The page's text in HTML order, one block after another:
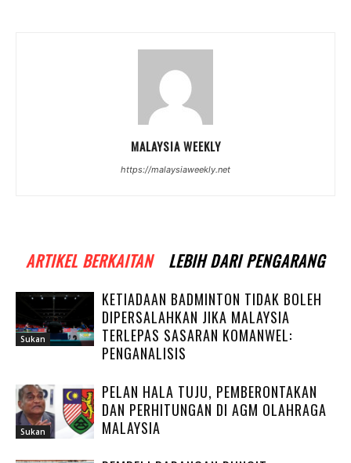
MALAYSIA WEEKLY
https://malaysiaweekly.net
ARTIKEL BERKAITAN LEBIH DARI PENGARANG
Sukan
KETIADAAN BADMINTON TIDAK BOLEH
DIPERSALAHKAN JIKA MALAYSIA
TERLEPAS SASARAN KOMANWEL:
PENGANALISIS
Sukan
PELAN HALA TUJU, PEMBERONTAKAN
DAN PERHITUNGAN DI AGM OLAHRAGA
MALAYSIA